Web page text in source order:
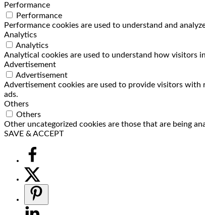
Performance
Performance
Performance cookies are used to understand and
Analytics
Analytics
Analytical cookies are used to understand how visitors
Advertisement
Advertisement
Advertisement cookies are used to provide visitors with
ads.
Others
Others
Other uncategorized cookies are those that are being
SAVE & ACCEPT